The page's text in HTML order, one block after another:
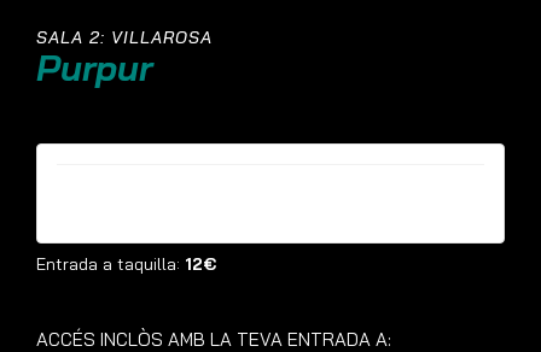
SALA 2: VILLAROSA
Purpur
Entrada a taquilla: 12€
ACCÉS INCLÒS AMB LA TEVA ENTRADA A: